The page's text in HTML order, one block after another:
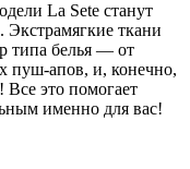
La Sete станут
ткани
типа белья — от
пуш-апов, и, конечно,
это помогает
именно для вас!